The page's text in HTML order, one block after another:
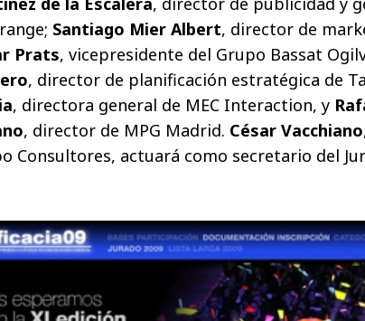
Santiago Mier Albert, director de
Prats, vicepresidente del Grupo Bassat
, director de planificación estratégica de
, directora general de MEC Interaction, y
, director de MPG Madrid. César Vacchiano
Consultores, actuará como secretario del